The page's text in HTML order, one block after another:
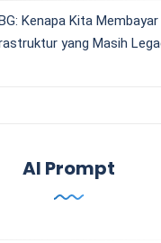
Kenapa Kita Membayar
yang Masih
AI Prompt